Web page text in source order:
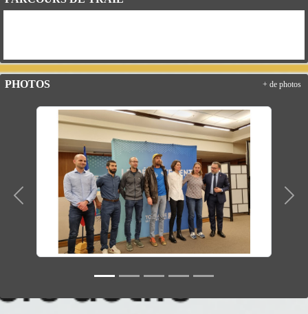
PHOTOS
Précedent
+ de photos